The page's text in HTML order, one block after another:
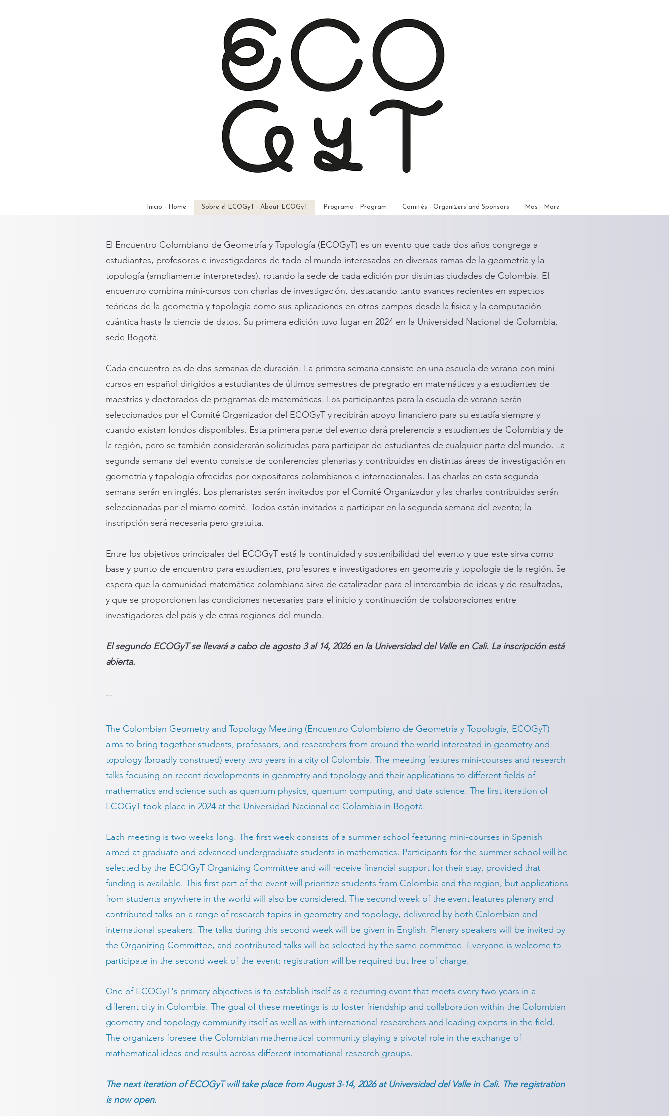
Inicio - Home Sobre el ECOGyT - About ECOGyT Programa - Program Comités - Organizers and Sponsors Mas - More
El Encuentro Colombiano de Geometría y Topología (ECOGyT) es un evento que cada dos años congrega a
estudiantes, profesores e investigadores de todo el mundo interesados en diversas ramas de la geometría y la
topología (ampliamente interpretadas), rotando la sede de cada edición por distintas ciudades de Colombia. El
encuentro combina mini-cursos con charlas de investigación, destacando tanto avances recientes en aspectos
teóricos de la geometría y topología como sus aplicaciones en otros campos desde la física y la computación
cuántica hasta la ciencia de datos. Su primera edición tuvo lugar en 2024 en la Universidad Nacional de Colombia,
sede Bogotá.
Cada encuentro es de dos semanas de duración. La primera semana consiste en una escuela de verano con mini-
cursos en español dirigidos a estudiantes de últimos semestres de pregrado en matemáticas y a estudiantes de
maestrías y doctorados de programas de matemáticas. Los participantes para la escuela de verano serán
seleccionados por el Comité Organizador del ECOGyT y recibirán apoyo financiero para su estadía siempre y
cuando existan fondos disponibles. Esta primera parte del evento dará preferencia a estudiantes de Colombia y de
la región, pero se también considerarán solicitudes para participar de estudiantes de cualquier parte del mundo. La
segunda semana del evento consiste de conferencias plenarias y contribuidas en distintas áreas de investigación en
geometría y topología ofrecidas por expositores colombianos e internacionales. Las charlas en esta segunda
semana serán en inglés. Los plenaristas serán invitados por el Comité Organizador y las charlas contribuidas serán
seleccionadas por el mismo comité. Todos están invitados a participar en la segunda semana del evento; la
inscripción será necesaria pero gratuita.
Entre los objetivos principales del ECOGyT está la continuidad y sostenibilidad del evento y que este sirva como
base y punto de encuentro para estudiantes, profesores e investigadores en geometría y topología de la región. Se
espera que la comunidad matemática colombiana sirva de catalizador para el intercambio de ideas y de resultados,
y que se proporcionen las condiciones necesarias para el inicio y continuación de colaboraciones entre
investigadores del país y de otras regiones del mundo.
El segundo ECOGyT se llevará a cabo de agosto 3 al 14, 2026 en la Universidad del Valle en Cali. La inscripción está
abierta.
--
The Colombian Geometry and Topology Meeting (Encuentro Colombiano de Geometría y Topología, ECOGyT)
aims to bring together students, professors, and researchers from around the world interested in geometry and
topology (broadly construed) every two years in a city of Colombia. The meeting features mini-courses and research
talks focusing on recent developments in geometry and topology and their applications to different fields of
mathematics and science such as quantum physics, quantum computing, and data science. The first iteration of
ECOGyT took place in 2024 at the Universidad Nacional de Colombia in Bogotá.
Each meeting is two weeks long. The first week consists of a summer school featuring mini-courses in Spanish
aimed at graduate and advanced undergraduate students in mathematics. Participants for the summer school will be
selected by the ECOGyT Organizing Committee and will receive financial support for their stay, provided that
funding is available. This first part of the event will prioritize students from Colombia and the region, but applications
from students anywhere in the world will also be considered. The second week of the event features plenary and
contributed talks on a range of research topics in geometry and topology, delivered by both Colombian and
international speakers. The talks during this second week will be given in English. Plenary speakers will be invited by
the Organizing Committee, and contributed talks will be selected by the same committee. Everyone is welcome to
participate in the second week of the event; registration will be required but free of charge.
One of ECOGyT's primary objectives is to establish itself as a recurring event that meets every two years in a
different city in Colombia. The goal of these meetings is to foster friendship and collaboration within the Colombian
geometry and topology community itself as well as with international researchers and leading experts in the field.
The organizers foresee the Colombian mathematical community playing a pivotal role in the exchange of
mathematical ideas and results across different international research groups.
The next iteration of ECOGyT will take place from August 3-14, 2026 at Universidad del Valle in Cali. The registration
is now open.